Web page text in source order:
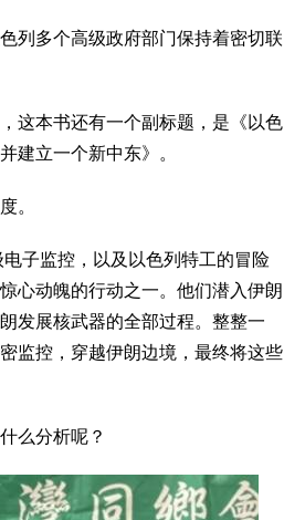
列多个高级政府部门保持着密切联
这本书还有一个副标题，是《以色
建立一个新中东》。
。
子监控，以及以色列特工的冒险
心动魄的行动之一。他们潜入伊朗
发展核武器的全部过程。整整一
监控，穿越伊朗边境，最终将这些
么分析呢？